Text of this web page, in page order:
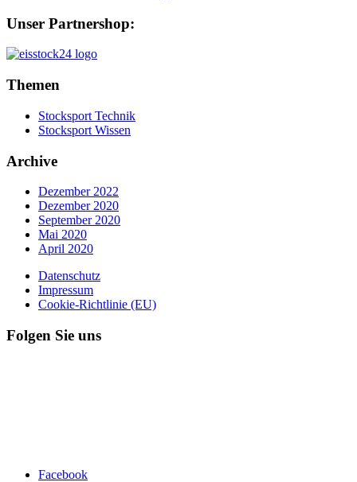
Unser Partnershop:
Themen
Stocksport Technik
Stocksport Wissen
Archive
Dezember 2022
Dezember 2020
September 2020
Mai 2020
April 2020
Datenschutz
Impressum
Cookie-Richtlinie (EU)
Folgen Sie uns
Facebook